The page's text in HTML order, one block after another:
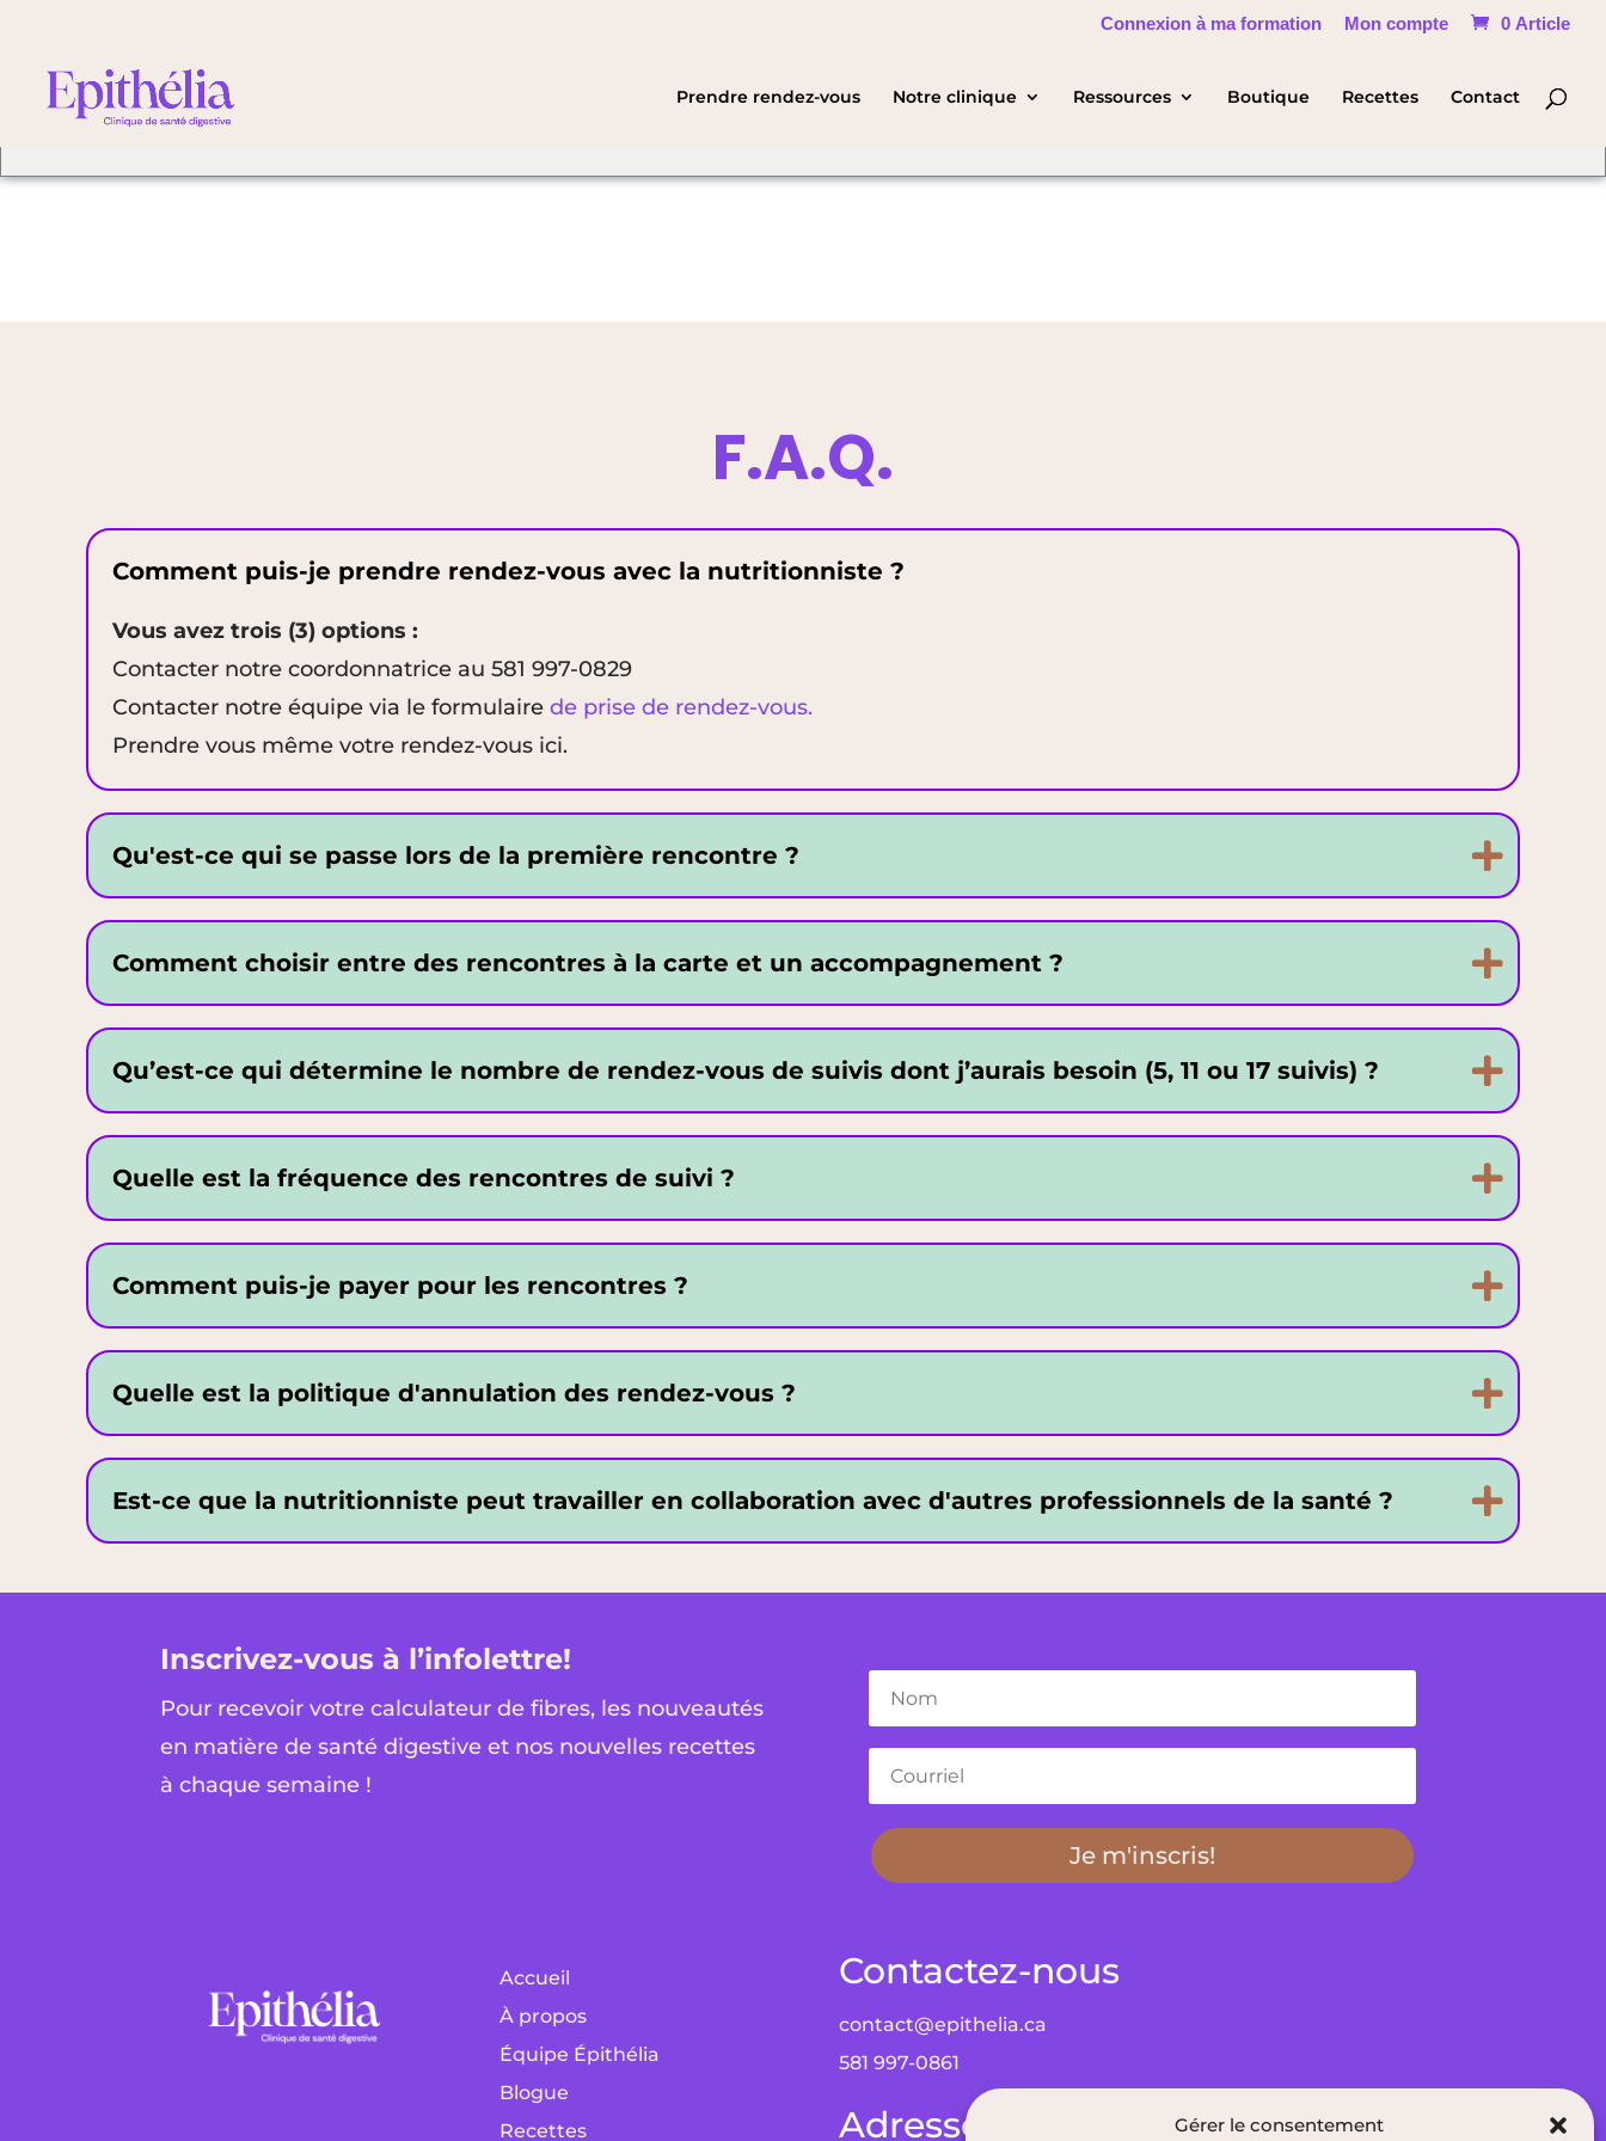
English Change Language
Gérer le consentement
Connexion à ma formation Mon compte 0 Article
Prendre rendez-vous Notre clinique Ressources Boutique Recettes Contact
F.A.Q.
Comment puis-je prendre rendez-vous avec la nutritionniste ?
Vous avez trois (3) options :
Contacter notre coordonnatrice au 581 997-0829
Contacter notre équipe via le formulaire de prise de rendez-vous.
Prendre vous même votre rendez-vous ici.
Qu'est-ce qui se passe lors de la première rencontre ?
Comment choisir entre des rencontres à la carte et un accompagnement ?
Qu’est-ce qui détermine le nombre de rendez-vous de suivis dont j’aurais besoin (5, 11 ou 17 suivis) ?
Quelle est la fréquence des rencontres de suivi ?
Comment puis-je payer pour les rencontres ?
Quelle est la politique d'annulation des rendez-vous ?
Est-ce que la nutritionniste peut travailler en collaboration avec d'autres professionnels de la santé ?
Inscrivez-vous à l’infolettre!
Pour recevoir votre calculateur de fibres, les nouveautés
en matière de santé digestive et nos nouvelles recettes
à chaque semaine !
Je m'inscris!
Accueil
À propos
Équipe Épithélia
Blogue
Recettes
Contactez-nous
contact@epithelia.ca
581 997-0861
Adresses